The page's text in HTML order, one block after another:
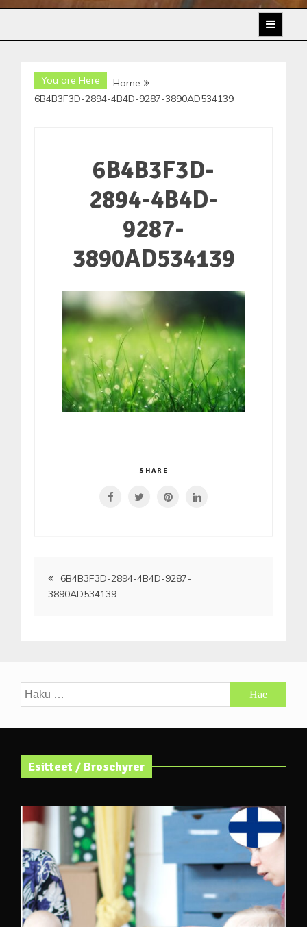
You are Here
Home
6B4B3F3D-2894-4B4D-9287-3890AD534139
6B4B3F3D-
2894-4B4D-
9287-
3890AD534139
SHARE
Artikkelien
6B4B3F3D-2894-4B4D-9287-
3890AD534139
Haku:
Esitteet / Broschyrer